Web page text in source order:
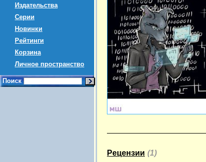
Издательства
Серии
Новинки
Рейтинги
Корзина
Личное пространство
Поиск
Рецензии (1)